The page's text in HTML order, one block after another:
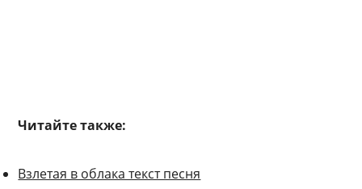
Читайте также:
Взлетая в облака текст песня